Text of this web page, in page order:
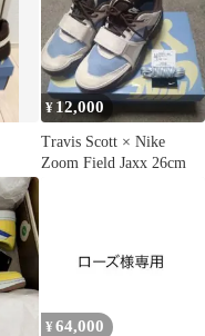
¥ 12,000
Travis Scott × Nike
Zoom Field Jaxx 26cm
¥ 64,000